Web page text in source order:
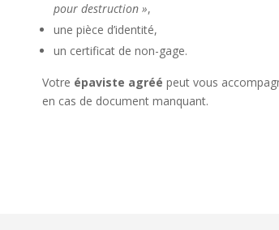
pour destruction »,
une pièce d’identité,
un certificat de non-gage.
Votre épaviste agréé peut vous
en cas de document manquant.